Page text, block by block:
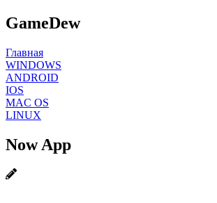
GameDew
Главная
WINDOWS
ANDROID
IOS
MAC OS
LINUX
Now App